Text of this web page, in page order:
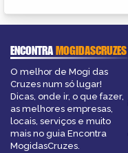
ENCONTRAMOGIDASCRUZES
O melhor de Mogi das
Cruzes num só lugar!
Dicas, onde ir, o que fazer,
as melhores empresas,
locais, serviços e muito
mais no guia Encontra
MogidasCruzes.